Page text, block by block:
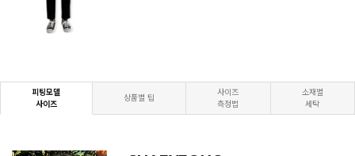
피팅모델
사이즈
상품별 팁
사이즈
측정법
소재별
세탁